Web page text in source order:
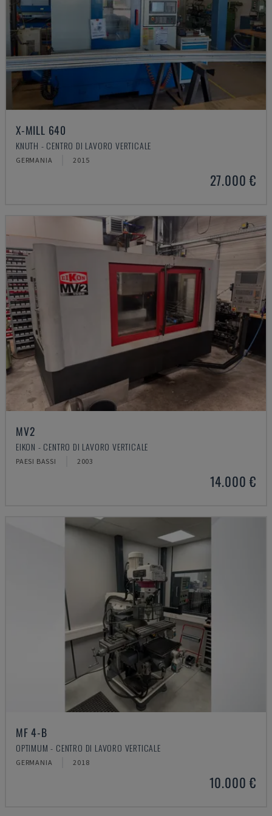
X-MILL 640
KNUTH - CENTRO DI LAVORO VERTICALE
GERMANIA 2015
27.000 €
MV2
EIKON - CENTRO DI LAVORO VERTICALE
PAESI BASSI 2003
14.000 €
MF 4-B
OPTIMUM - CENTRO DI LAVORO VERTICALE
GERMANIA 2018
10.000 €